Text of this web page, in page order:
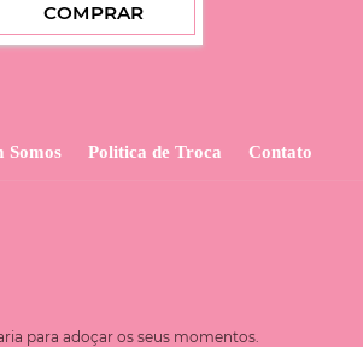
COMPRAR
Somos Politica de Troca Contato
para adoçar os seus momentos.